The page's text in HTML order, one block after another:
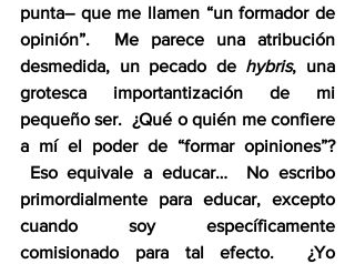
punta– que me llamen “un formador de
opinión”.  Me parece una atribución
desmedida, un pecado de hybris, una
grotesca importantización de mi
pequeño ser.  ¿Qué o quién me confiere
a mí el poder de “formar opiniones”?
Eso equivale a educar…  No escribo
primordialmente para educar, excepto
cuando soy específicamente
comisionado para tal efecto.  ¿Yo